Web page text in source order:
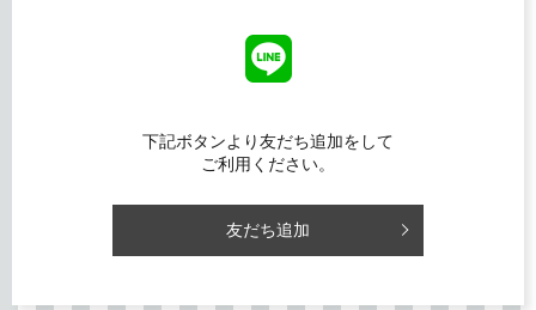
下記ボタンより友だち追加をして
ご利用ください。
友だち追加